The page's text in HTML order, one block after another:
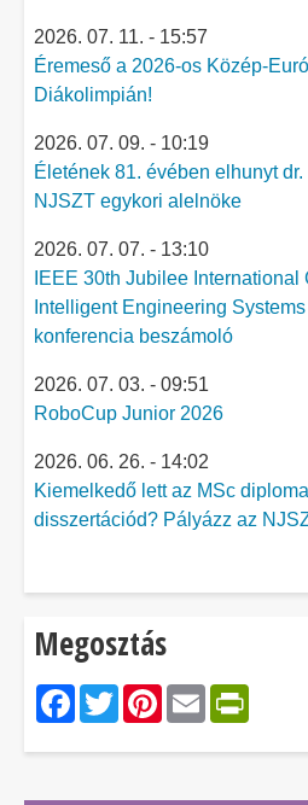
2026. 07. 11. - 15:57
Éremeső a 2026-os Közép-
Diákolimpián!
2026. 07. 09. - 10:19
Életének 81. évében elhunyt
NJSZT egykori alelnöke
2026. 07. 07. - 13:10
IEEE 30th Jubilee International
Intelligent Engineering
konferencia beszámoló
2026. 07. 03. - 09:51
RoboCup Junior 2026
2026. 06. 26. - 14:02
Kiemelkedő lett az MSc
disszertációd? Pályázz az
Megosztás
Facebook
Twitter
Pinterest
Email